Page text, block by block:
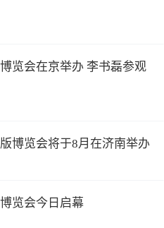
览会在京举办 李书磊参观
博览会将于8月在济南举办
览会今日启幕